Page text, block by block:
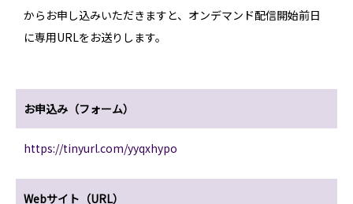
からお申し込みいただきますと、オンデマンド配信開始前日
に専用URLをお送りします。
お申込み（フォーム）
https://tinyurl.com/yyqxhypo
Webサイト（URL）